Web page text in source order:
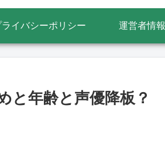
ライバシーポリシー 運営者情報
と年齢と声優降板？